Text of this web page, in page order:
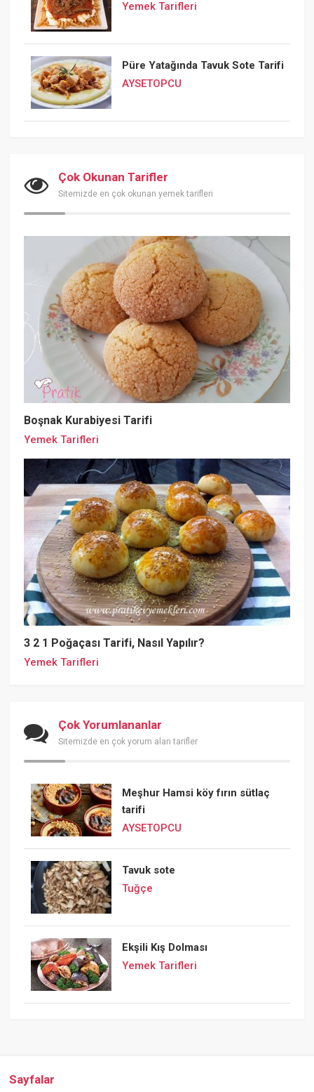
Yemek Tarifleri
Püre Yatağında Tavuk Sote Tarifi
AYSETOPCU
Çok Okunan Tarifler
Sitemizde en çok okunan yemek tarifleri
Boşnak Kurabiyesi Tarifi
Yemek Tarifleri
3 2 1 Poğaçası Tarifi, Nasıl Yapılır?
Yemek Tarifleri
Çok Yorumlananlar
Sitemizde en çok yorum alan tarifler
Meşhur Hamsi köy fırın sütlaç
tarifi
AYSETOPCU
Tavuk sote
Tuğçe
Ekşili Kış Dolması
Yemek Tarifleri
Sayfalar